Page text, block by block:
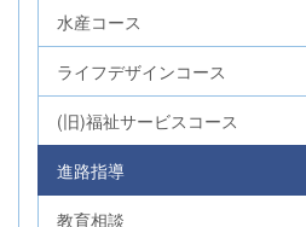
水産コース
ライフデザインコース
(旧)福祉サービスコース
進路指導
教育相談